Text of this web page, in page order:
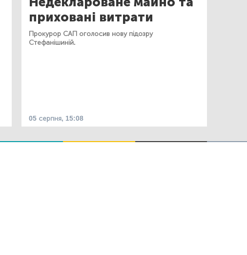
приховані витрати
Прокурор САП оголосив нову підозру
Стефанішиній.
05 серпня, 15:08